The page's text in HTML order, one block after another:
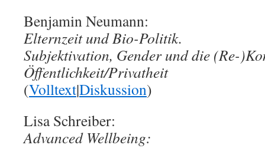
Benjamin Neumann:
Elternzeit und Bio-Politik.
Subjektivation, Gender und die (Re-
Öffentlichkeit/Privatheit
(Volltext|Diskussion)
Lisa Schreiber:
Advanced Wellbeing: